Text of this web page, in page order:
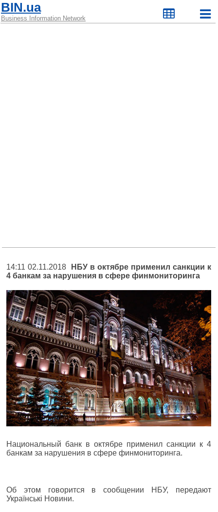
BIN.ua
Business Information Network
14:11 02.11.2018
НБУ в октябре применил санкции к
4 банкам за нарушения в сфере финмониторинга
Национальный банк в октябре применил санкции к 4
банкам за нарушения в сфере финмониторинга.
Об этом говорится в сообщении НБУ, передают
Українські Новини.